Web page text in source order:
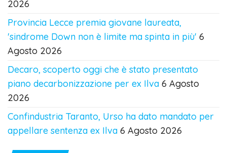
2026
Provincia Lecce premia giovane laureata,
'sindrome Down non è limite ma spinta in più' 6
Agosto 2026
Decaro, scoperto oggi che è stato presentato
piano decarbonizzazione per ex Ilva 6 Agosto
2026
Confindustria Taranto, Urso ha dato mandato per
appellare sentenza ex Ilva 6 Agosto 2026